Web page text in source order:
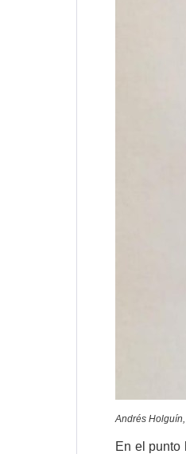
Andrés
En el punto